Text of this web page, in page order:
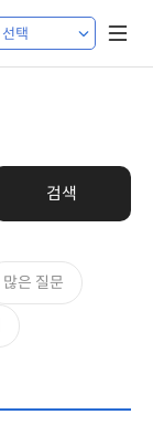
검색
많은 질문